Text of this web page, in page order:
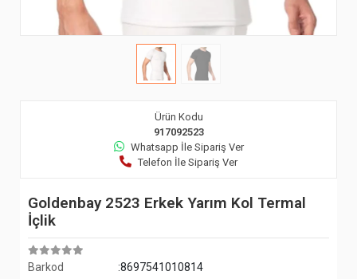
Ürün Kodu
917092523
Whatsapp İle Sipariş Ver
Telefon İle Sipariş Ver
Goldenbay 2523 Erkek Yarım Kol Termal
İçlik
Barkod
:8697541010814